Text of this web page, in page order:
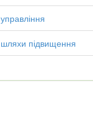
управління
шляхи підвищення